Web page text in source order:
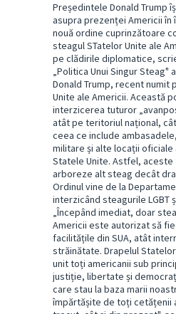
Președintele Donald Trump
asupra prezenței Americii în
nouă ordine cuprinzătoare
steagul STatelor Unite ale
pe clădirile diplomatice,
„Politica Unui Singur Steag"
Donald Trump, recent numit
Unite ale Americii. Această
interzicerea tuturor
atât pe teritoriul național,
ceea ce include
militare și alte locații
Statele Unite. Astfel, aceste
arboreze alt steag decât
Ordinul vine de la
interzicând steagurile LGBT
„Începând imediat, doar
Americii este autorizat să
facilitățile din SUA, atât
străinătate. Drapelul
unit toți americanii sub
justiție, libertate și
care stau la baza marii
împărtășite de toți cetățenii